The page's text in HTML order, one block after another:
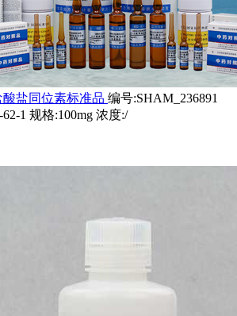
盐同位素标准品 编号:SHAM_236891
1 规格:100mg 浓度:/